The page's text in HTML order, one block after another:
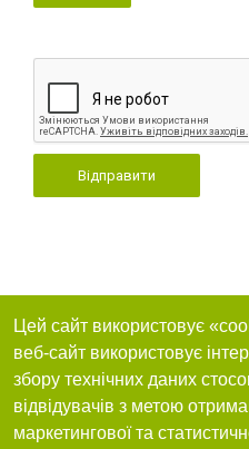
Відправити
Цей сайт використовує
веб-сайт використовує
збору технічних даних
відвідувачів з метою
маркетингової та